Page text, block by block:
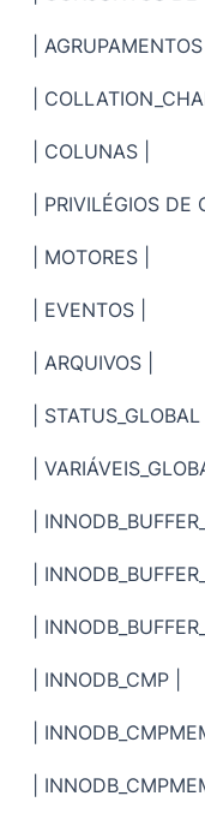
| AGRUPAMENTOS |
|
| COLUNAS |
| PRIVILÉGIOS DE
| MOTORES |
| EVENTOS |
| ARQUIVOS |
| STATUS_GLOBAL |
|
|
|
|
| INNODB_CMP |
|
|